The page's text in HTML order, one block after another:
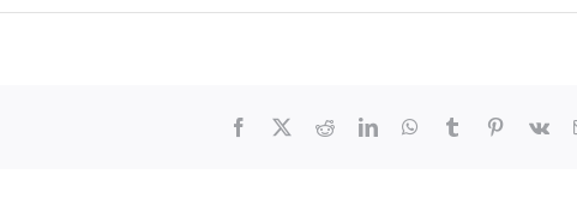
Facebook
X RedditLinkedInWhatsApp
TumblrPinterest
Vk